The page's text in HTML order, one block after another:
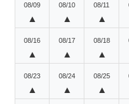
08/09
▲
08/10
▲
08/11
▲
08/16
▲
08/17
▲
08/18
▲
08/23
▲
08/24
▲
08/25
▲